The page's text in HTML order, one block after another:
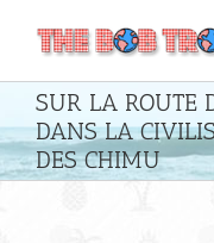
contenu
SUR LA ROUTE
DANS LA
DES CHIMU